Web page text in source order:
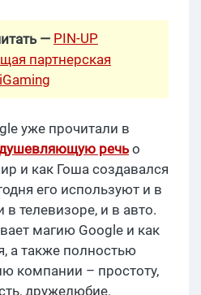
— PIN-UP
партнерская
уже прочитали в
речьо
и как Гоша создавался
его используют и в
в телевизоре, и в авто.
магию Google и как
а также полностью
компании – простоту,
дружелюбие.